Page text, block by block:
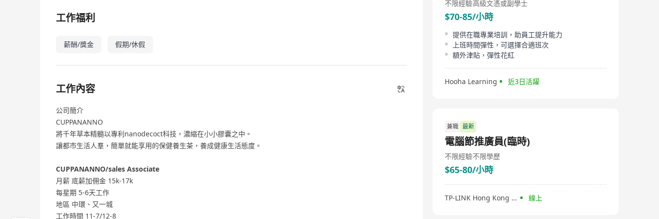
工作福利
薪酬/獎金 假期/休假
工作內容
公司簡介
CUPPANANNO
將千年草本精髓以專利nanodecoct科技，濃縮在小小膠囊之中。
讓都市生活人羣，簡單就能享用的保健養生茶，養成健康生活態度。
CUPPANANNO/sales Associate
月薪 底薪加佣金 15k-17k
每星期 5-6天工作
地區 中環、又一城
工作時間 11-7/12-8
不限經驗高級文憑或副學士
$70-85/小時
提供在職專業培訓，助員工提升能力
上班時間彈性，可選擇合適班次
額外津貼，彈性花紅
Hooha Learning 近3日活躍
兼職 最新
電腦節推廣員(臨時)
不限經驗不限學歷
$65-80/小時
TP-LINK Hong Kong & Macau 線上